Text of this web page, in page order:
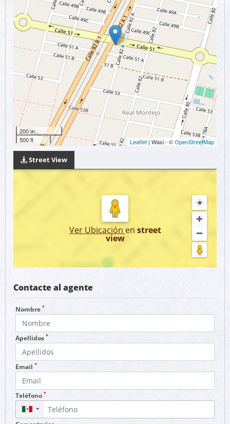
200 m
500 ft
Leaflet | Wasi - ©OpenStreetMap
Street View
Ver Ubicación en street
view
Contacte al agente
Nombre*
Apellidos*
Email *
Teléfono*
▼